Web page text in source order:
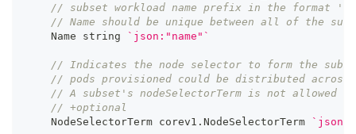
// subset workload name prefix in the format
// Name should be unique between all of the
    Name
string `json:"name"`
// Indicates the node selector to form the
// pods provisioned could be distributed across
// A subset's nodeSelectorTerm is not allowed
// +optional
    NodeSelectorTerm corev1
. NodeSelectorTerm